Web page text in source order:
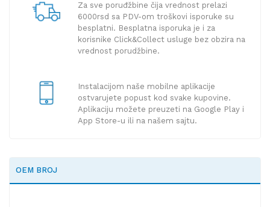
Za sve poruđžbine čija vrednost prelazi
6000rsd sa PDV-om troškovi isporuke su
besplatni. Besplatna isporuka je i za
korisnike Click&Collect usluge bez obzira na
vrednost porudžbine.
Instalacijom naše mobilne aplikacije
ostvarujete popust kod svake kupovine.
Aplikaciju možete preuzeti na Google Play i
App Store-u ili na našem sajtu.
OEM BROJ